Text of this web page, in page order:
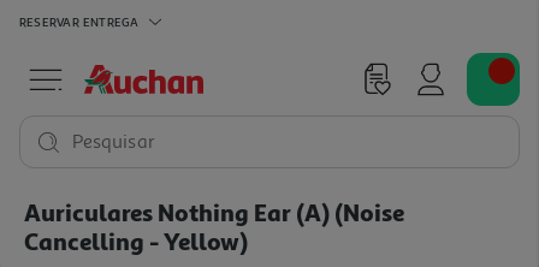
RESERVAR ENTREGA
Pesquisar
Auriculares Nothing Ear (a) (noise
Cancelling - Yellow)